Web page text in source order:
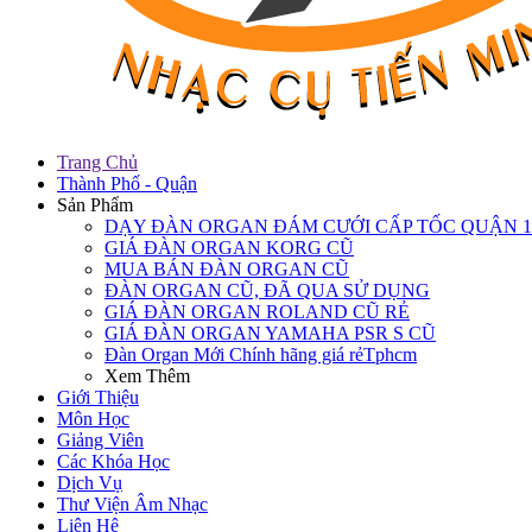
Trang Chủ
Thành Phố - Quận
Sản Phẩm
DẠY ĐÀN ORGAN ĐÁM CƯỚI CẤP TỐC QUẬN
GIÁ ĐÀN ORGAN KORG CŨ
MUA BÁN ĐÀN ORGAN CŨ
ĐÀN ORGAN CŨ, ĐÃ QUA SỬ DỤNG
GIÁ ĐÀN ORGAN ROLAND CŨ RẺ
GIÁ ĐÀN ORGAN YAMAHA PSR S CŨ
Đàn Organ Mới Chính hãng giá rẻTphcm
Xem Thêm
Giới Thiệu
Môn Học
Giảng Viên
Các Khóa Học
Dịch Vụ
Thư Viện Âm Nhạc
Liên Hệ